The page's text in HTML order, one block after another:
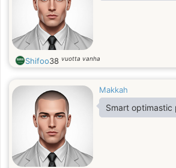
Shifoo38 vuotta vanha
Makkah
Smart optimastic